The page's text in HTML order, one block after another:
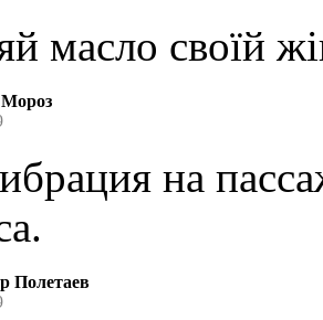
масло своїй
на
Полетаев